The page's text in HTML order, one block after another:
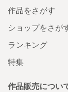
作品をさがす
ショップをさが
ランキング
特集
作品販売につい